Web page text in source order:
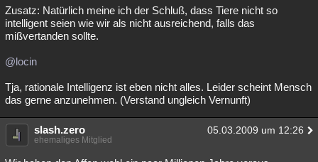
Zusatz: Natürlich meine ich der Schluß, dass Tiere nicht so
intelligent seien wie wir als nicht ausreichend, falls das
mißvertanden sollte.
@locin
Tja, rationale Intelligenz ist eben nicht alles. Leider scheint Mensch
das gerne anzunehmen. (Verstand ungleich Vernunft)
slash.zero 05.03.2009 um 12:26
ehemaliges Mitglied